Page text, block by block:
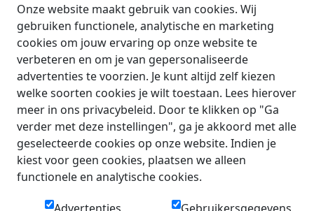
Onze website maakt gebruik van cookies. Wij
gebruiken functionele, analytische en marketing
cookies om jouw ervaring op onze website te
verbeteren en om je van gepersonaliseerde
advertenties te voorzien. Je kunt altijd zelf kiezen
welke soorten cookies je wilt toestaan. Lees hierover
meer in ons privacybeleid. Door te klikken op "Ga
verder met deze instellingen", ga je akkoord met alle
geselecteerde cookies op onze website. Indien je
kiest voor geen cookies, plaatsen we alleen
functionele en analytische cookies.